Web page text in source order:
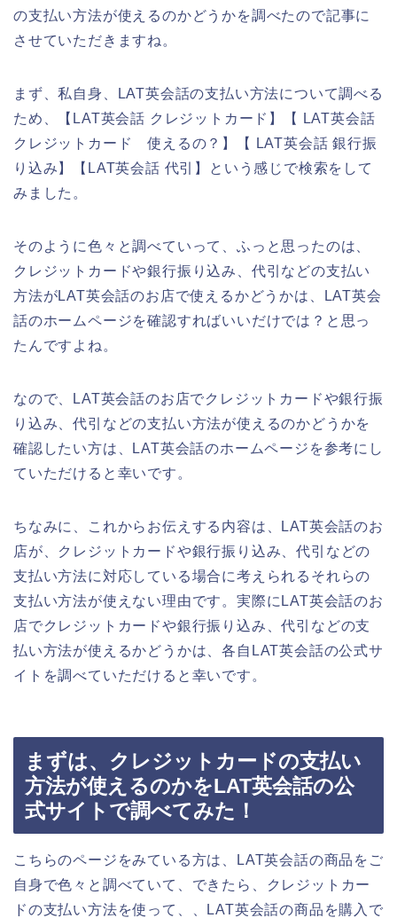
の支払い方法が使えるのかどうかを調べたので記事に
させていただきますね。
まず、私自身、LAT英会話の支払い方法について調べる
ため、【LAT英会話 クレジットカード】【 LAT英会話
クレジットカード 使えるの？】【 LAT英会話 銀行振
り込み】【LAT英会話 代引】という感じで検索をして
みました。
そのように色々と調べていって、ふっと思ったのは、
クレジットカードや銀行振り込み、代引などの支払い
方法がLAT英会話のお店で使えるかどうかは、LAT英会
話のホームページを確認すればいいだけでは？と思っ
たんですよね。
なので、LAT英会話のお店でクレジットカードや銀行振
り込み、代引などの支払い方法が使えるのかどうかを
確認したい方は、LAT英会話のホームページを参考にし
ていただけると幸いです。
ちなみに、これからお伝えする内容は、LAT英会話のお
店が、クレジットカードや銀行振り込み、代引などの
支払い方法に対応している場合に考えられるそれらの
支払い方法が使えない理由です。実際にLAT英会話のお
店でクレジットカードや銀行振り込み、代引などの支
払い方法が使えるかどうかは、各自LAT英会話の公式サ
イトを調べていただけると幸いです。
まずは、クレジットカードの支払い
方法が使えるのかをLAT英会話の公
式サイトで調べてみた！
こちらのページをみている方は、LAT英会話の商品をご
自身で色々と調べていて、できたら、クレジットカー
ドの支払い方法を使って、、LAT英会話の商品を購入で